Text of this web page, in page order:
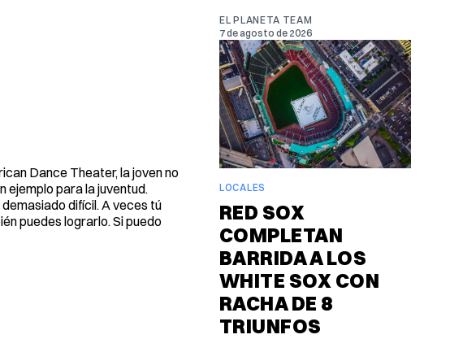
Dance Theater, la joven no
ejemplo para la juventud.
difícil. A veces tú
puedes lograrlo. Si puedo
EL PLANETA TEAM
7 de agosto de 2026
LOCALES
RED SOX
COMPLETAN
BARRIDA A LOS
WHITE SOX CON
RACHA DE 8
TRIUNFOS